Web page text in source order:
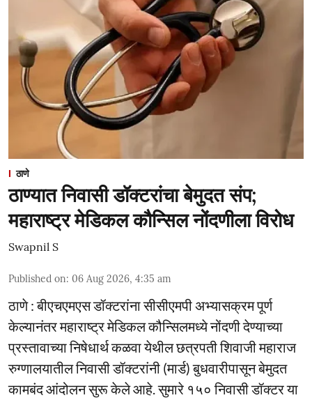
ठाणे
ठाण्यात निवासी डॉक्टरांचा बेमुदत संप;
महाराष्ट्र मेडिकल कौन्सिल नोंदणीला विरोध
Swapnil S
Published on: 06 Aug 2026, 4:35 am
ठाणे : बीएचएमएस डॉक्टरांना सीसीएमपी अभ्यासक्रम पूर्ण
केल्यानंतर महाराष्ट्र मेडिकल कौन्सिलमध्ये नोंदणी देण्याच्या
प्रस्तावाच्या निषेधार्थ कळवा येथील छत्रपती शिवाजी महाराज
रुग्णालयातील निवासी डॉक्टरांनी (मार्ड) बुधवारीपासून बेमुदत
कामबंद आंदोलन सुरू केले आहे. सुमारे १५० निवासी डॉक्टर या